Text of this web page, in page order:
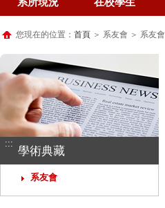
您現在的位置： 首頁 ＞ 系友會 ＞ 系友會
:::
學術典藏
系友會